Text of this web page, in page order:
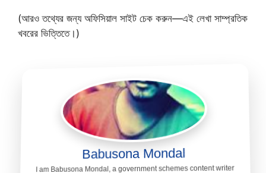
(আরও তথ্যের জন্য অফিসিয়াল সাইট চেক করুন—এই লেখা সাম্প্রতিক
খবরের ভিত্তিতে।)
Babusona Mondal
I am Babusona Mondal, a government schemes content writer